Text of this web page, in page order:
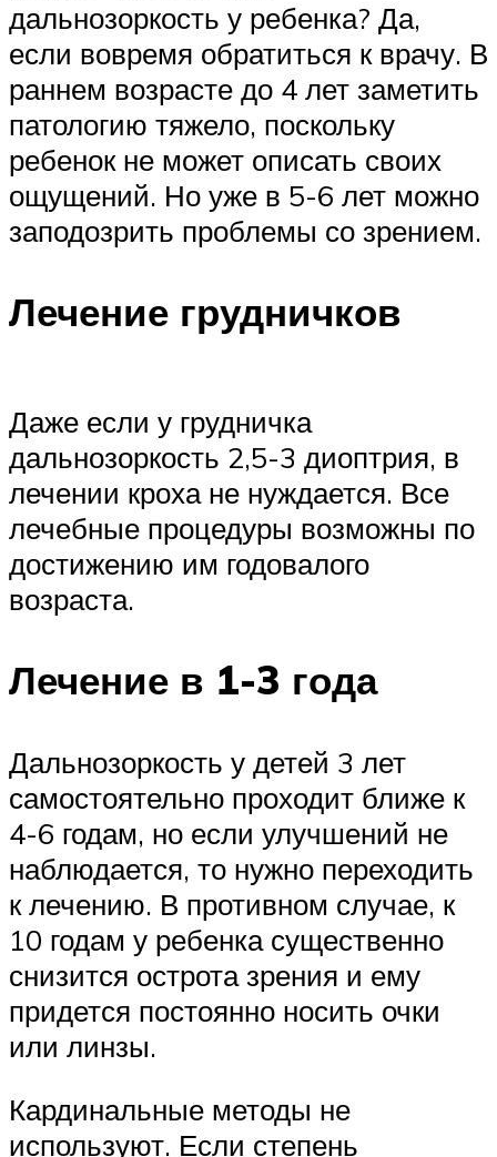
дальнозоркость у ребенка? Да,
если вовремя обратиться к врачу. В
раннем возрасте до 4 лет заметить
патологию тяжело, поскольку
ребенок не может описать своих
ощущений. Но уже в 5-6 лет можно
заподозрить проблемы со зрением.
Лечение грудничков
Даже если у грудничка
дальнозоркость 2,5-3 диоптрия, в
лечении кроха не нуждается. Все
лечебные процедуры возможны по
достижению им годовалого
возраста.
Лечение в 1-3 года
Дальнозоркость у детей 3 лет
самостоятельно проходит ближе к
4-6 годам, но если улучшений не
наблюдается, то нужно переходить
к лечению. В противном случае, к
10 годам у ребенка существенно
снизится острота зрения и ему
придется постоянно носить очки
или линзы.
Кардинальные методы не
используют. Если степень